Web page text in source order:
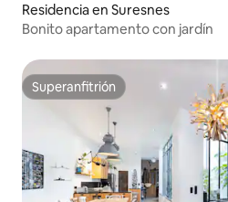
Residencia en Suresnes
Bonito apartamento con jardín
Superanfitrión
Superanfitrión